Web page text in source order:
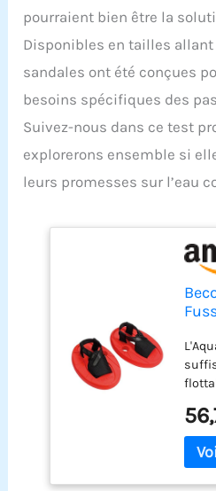
pourraient bien être la
Disponibles en tailles allant
sandales ont été conçues
besoins spécifiques des
Suivez-nous dans ce test
explorerons ensemble si
leurs promesses sur l’eau
sans